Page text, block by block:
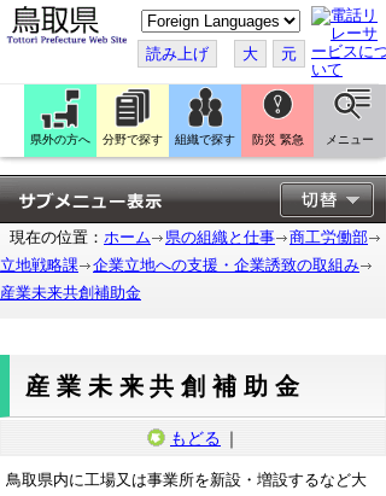
こ
の
ペ
ー
ジ
翻
訳
す
る
読み上げ 大 元
県外の方へ 分野で探す 組織で探す 防災 緊急 メニュー
現在の位置： ホーム 県の組織と仕事
商工労働部
立地戦略課
企業立地への支援・企業誘致の取組み
産業未来共創補助金
産業未来共創補助金
もどる ｜
鳥取県内に工場又は事業所を新設・増設するなど大